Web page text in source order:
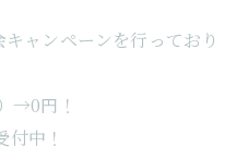
ャンペーンを行っており
→0円！
中！